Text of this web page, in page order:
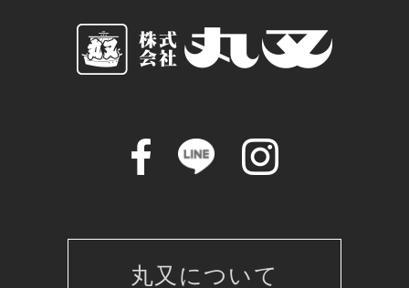
丸又について